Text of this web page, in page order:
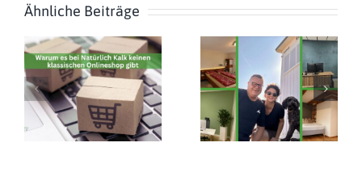
Ähnliche Beiträge